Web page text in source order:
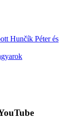
Hunčík Péter és